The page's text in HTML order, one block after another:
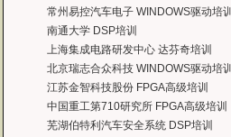
常州易控汽车电子 WINDOWS驱动培训
南通大学 DSP培训
上海集成电路研发中心 达芬奇培训
北京瑞志合众科技 WINDOWS驱动培训
江苏金智科技股份 FPGA高级培训
中国重工第710研究所 FPGA高级培训
芜湖伯特利汽车安全系统 DSP培训